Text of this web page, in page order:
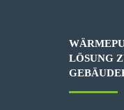
LÖSUNG